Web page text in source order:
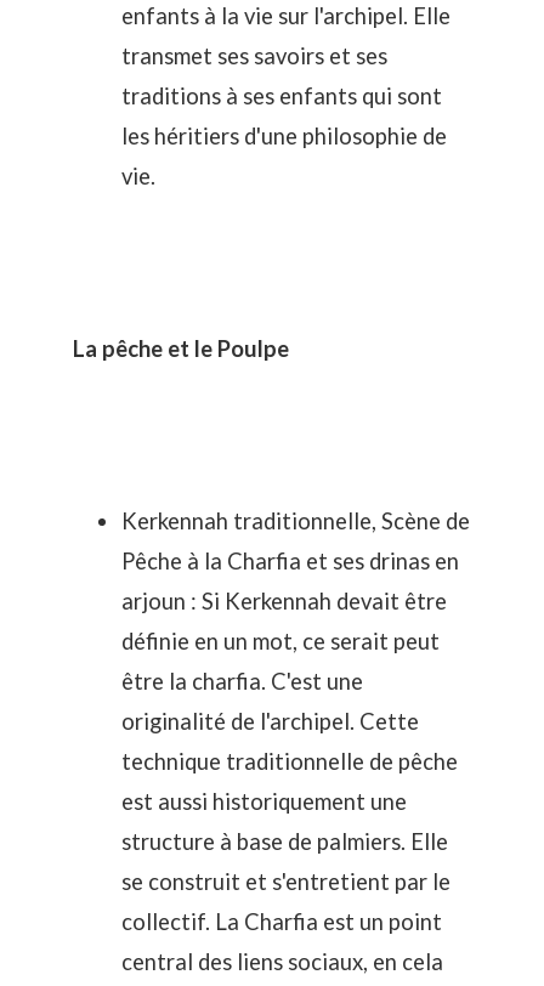
enfants à la vie sur l'archipel. Elle
transmet ses savoirs et ses
traditions à ses enfants qui sont
les héritiers d'une philosophie de
vie.
La pêche et le Poulpe
Kerkennah traditionnelle, Scène de
Pêche à la Charfia et ses drinas en
arjoun : Si Kerkennah devait être
définie en un mot, ce serait peut
être la charfia. C'est une
originalité de l'archipel. Cette
technique traditionnelle de pêche
est aussi historiquement une
structure à base de palmiers. Elle
se construit et s'entretient par le
collectif. La Charfia est un point
central des liens sociaux, en cela